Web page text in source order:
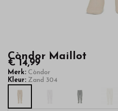
Còndor Maillot
€ 14,99
Merk: Còndor
Kleur: Zand 304